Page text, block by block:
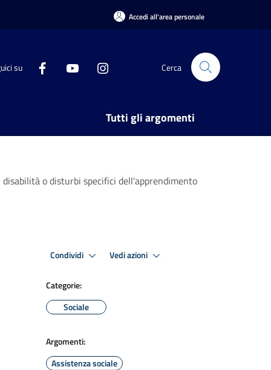
Accedi all'area personale
su Cerca
Tutti gli argomenti
o disturbi specifici dell'apprendimento
Condividi Vedi azioni
Categorie:
Sociale
Argomenti:
Assistenza sociale